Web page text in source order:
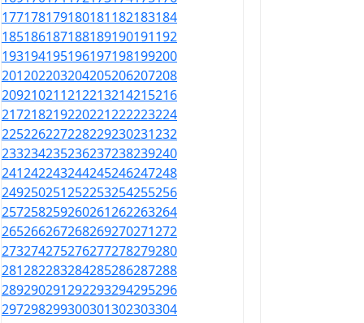
177178179180181182183184
185186187188189190191192
193194195196197198199200
201202203204205206207208
209210211212213214215216
217218219220221222223224
225226227228229230231232
233234235236237238239240
241242243244245246247248
249250251252253254255256
257258259260261262263264
265266267268269270271272
273274275276277278279280
281282283284285286287288
289290291292293294295296
297298299300301302303304